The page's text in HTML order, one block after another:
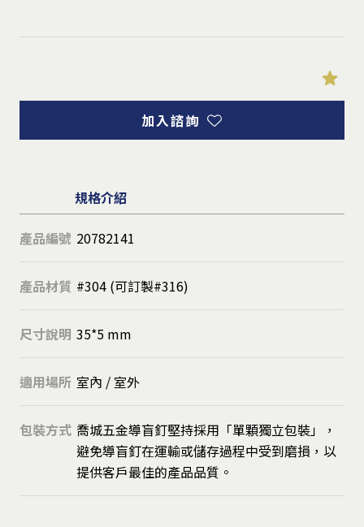
加入諮詢
規格介紹
產品編號 20782141
產品材質 #304 (可訂製#316)
尺寸說明 35*5 mm
適用場所 室內 / 室外
包裝方式 喬城五金導盲釘堅持採用「單顆獨立包裝」，
避免導盲釘在運輸或儲存過程中受到磨損，以
提供客戶最佳的產品品質。